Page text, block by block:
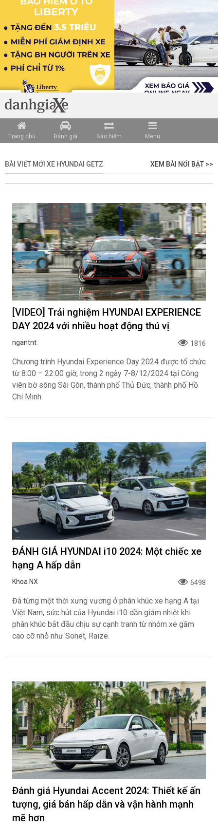
Trang chủ Đánh giá Bảo hiểm Menu
BÀI VIẾT MỚI XE HYUNDAI GETZ XEM BÀI NỔI BẬT >>
[VIDEO] Trải nghiệm HYUNDAI EXPERIENCE
DAY 2024 với nhiều hoạt động thú vị
ngantnt 1816
Chương trình Hyundai Experience Day 2024 được tổ chức
từ 8:00 – 22:00 giờ, trong 2 ngày 7-8/12/2024 tại Công
viên bờ sông Sài Gòn, thành phố Thủ Đức, thành phố Hồ
Chí Minh.
ĐÁNH GIÁ HYUNDAI i10 2024: Một chiếc xe
hạng A hấp dẫn
Khoa NX 6498
Đã từng một thời xưng vương ở phân khúc xe hạng A tại
Việt Nam, sức hút của Hyundai i10 dần giảm nhiệt khi
phân khúc bắt đầu chịu sự cạnh tranh từ nhóm xe gầm
cao cỡ nhỏ như Sonet, Raize.
Đánh giá Hyundai Accent 2024: Thiết kế ấn
tượng, giá bán hấp dẫn và vận hành mạnh
mẽ hơn